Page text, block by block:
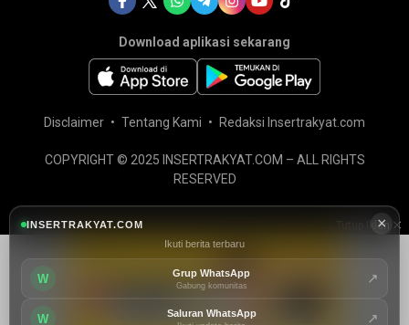
Download aplikasi sekarang
Disclaimer Tentang Kami Redaksi Insertrakyat.com
COPYRIGHT © 2025 INSERTRAKYAT.COM – ALL RIGHTS
RESERVED
Tutup Iklan
×
INSERTRAKYAT.COM
Ikuti berita terbaru
W Grup WhatsApp
Gabung komunitas ↗
W Saluran WhatsApp ↗